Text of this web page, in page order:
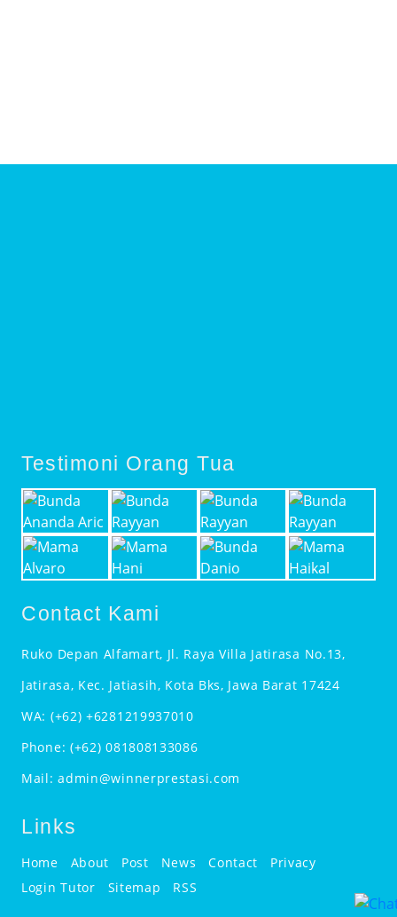
Testimoni Orang Tua
Contact Kami
Ruko Depan Alfamart, Jl. Raya Villa Jatirasa No.13,
Jatirasa, Kec. Jatiasih, Kota Bks, Jawa Barat 17424
WA: (+62) +6281219937010
Phone: (+62) 081808133086
Mail:admin@winnerprestasi.com
Links
Home About Post News Contact
Privacy
Login Tutor
Sitemap RSS